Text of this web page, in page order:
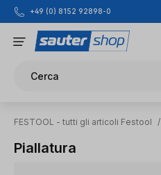
Passa al contenuto principale
+49 (0) 8152 92898-0
Cerca
FESTOOL - tutti gli articoli Festool /
Piallatura